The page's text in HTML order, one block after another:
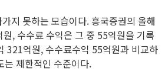
지 못하는 모습이다. 흥국증권의 올해
, 수수료 수익은 그 중 55억원을 기록
321억원, 수수료수익 55억원과 비교하
는 제한적인 수준이다.